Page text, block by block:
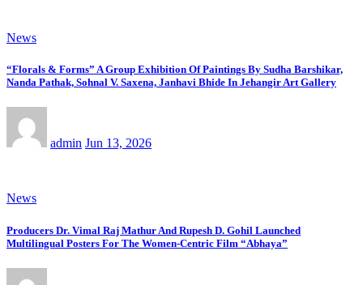
News
“Florals & Forms” A Group Exhibition Of Paintings By Sudha Barshikar,
Nanda Pathak, Sohnal V. Saxena, Janhavi Bhide In Jehangir Art Gallery
admin Jun 13, 2026
News
Producers Dr. Vimal Raj Mathur And Rupesh D. Gohil Launched
Multilingual Posters For The Women-Centric Film “Abhaya”